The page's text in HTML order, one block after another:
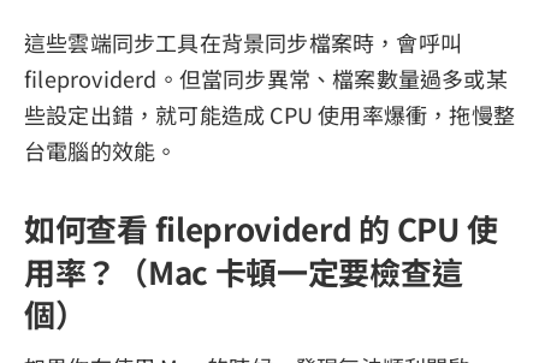
這些雲端同步工具在背景同步檔案時，會呼叫
fileproviderd。但當同步異常、檔案數量過多或某
些設定出錯，就可能造成 CPU 使用率爆衝，拖慢整
台電腦的效能。
如何查看 fileproviderd 的 CPU 使
用率？（Mac 卡頓一定要檢查這
個）